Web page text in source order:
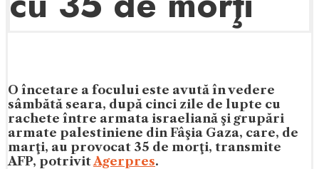
O încetare a focului este avută în vedere
sâmbătă seara, după cinci zile de lupte cu
rachete între armata israeliană şi grupări
armate palestiniene din Fâşia Gaza, care, de
marţi, au provocat 35 de morţi, transmite
AFP, potrivitAgerpres.